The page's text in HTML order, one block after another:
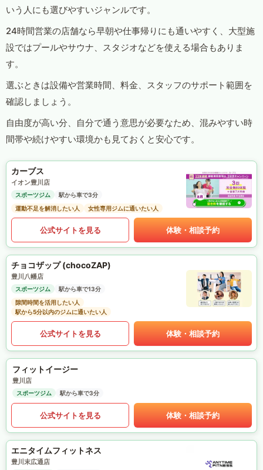
いう人にも選びやすいジャンルです。
24時間営業の店舗なら早朝や仕事帰りにも通いやすく、大型施
設ではプールやサウナ、スタジオなどを使える場合もありま
す。
選ぶときは設備や営業時間、料金、スタッフのサポート範囲を
確認しましょう。
自由度が高い分、自分で通う意思が必要なため、混みやすい時
間帯や続けやすい環境かも見ておくと安心です。
カーブス
イオン豊川店
スポーツジム
駅から車で3分
運動不足を解消したい人
女性専用ジムに通いたい人
公式サイトを見る 体験・相談予約
チョコザップ (chocoZAP)
豊川八幡店
スポーツジム
駅から車で13分
隙間時間を活用したい人
駅から5分以内のジムに通いたい人
公式サイトを見る 体験・相談予約
フィットイージー
豊川店
スポーツジム 駅から車で3分
公式サイトを見る 体験・相談予約
エニタイムフィットネス
豊川末広通店